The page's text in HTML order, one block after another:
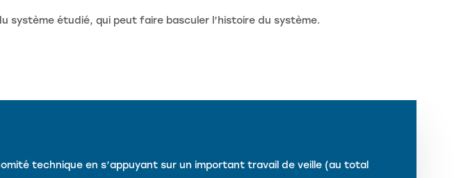
système étudié, qui peut faire basculer l’histoire du système.
technique en s’appuyant sur un important travail de veille (au total